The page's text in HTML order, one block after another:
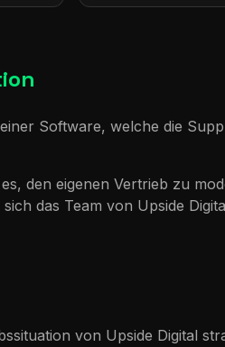
Software, welche die
den eigenen Vertrieb zu
das Team von Upside
von Upside Digital